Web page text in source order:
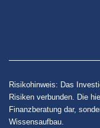
Risikohinweis: Das
Risiken verbunden. Die
Finanzberatung dar,
Wissensaufbau.